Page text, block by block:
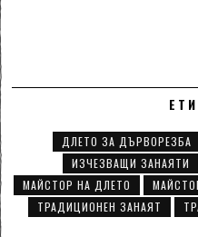
ДЛЕТО ЗА ДЪРВОРЕЗБА
ИЗЧЕЗВАЩИ ЗАНАЯТИ
МАЙСТОР НА ДЛЕТО
ТРАДИЦИОНЕН ЗАНАЯТ